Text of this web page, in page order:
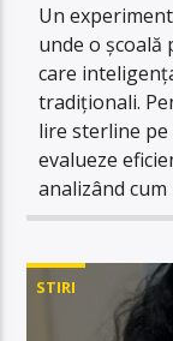
Un
unde o școală
care
tradiționali.
lire sterline
evalueze
analizând
STIRI